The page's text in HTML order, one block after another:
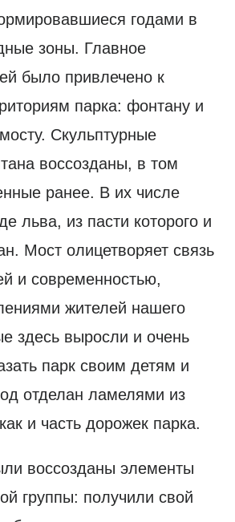
годами в
зоны. Главное
было привлечено к
парка: фонтану и
Скульптурные
воссозданы, в том
ранее. В их числе
льва, из пасти которого и
Мост олицетворяет связь
и современностью,
жителей нашего
здесь выросли и очень
парк своим детям и
отделан ламелями из
и часть дорожек парка.
воссозданы элементы
группы: получили свой